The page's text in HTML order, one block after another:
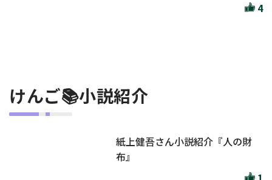
4
けんご📚小説紹介
紙上健吾さん小説紹介『人の財
布』